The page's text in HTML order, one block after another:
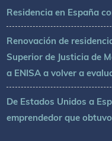
Residencia en España
Renovación de
Superior de Justicia de
a ENISA a volver a
De Estados Unidos a
emprendedor que